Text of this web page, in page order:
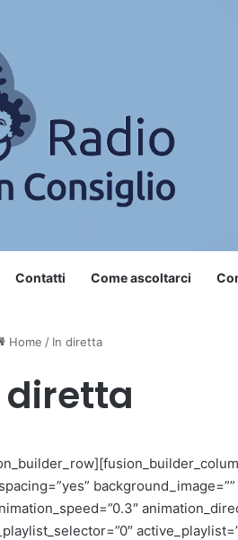
Contatti Come ascoltarci
Home / In diretta
diretta